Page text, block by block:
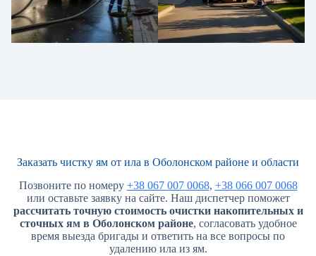
Заказать чистку ям от ила в Оболонском районе и области
Позвоните по номеру +38 067 007 0068, +38 066 007 0068
или оставьте заявку на сайте. Наш диспетчер поможет
рассчитать точную стоимость очистки накопительных и
сточных ям в Оболонском районе, согласовать удобное
время выезда бригады и ответить на все вопросы по
удалению ила из ям.